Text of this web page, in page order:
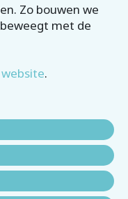
Zo bouwen we
met de
website.